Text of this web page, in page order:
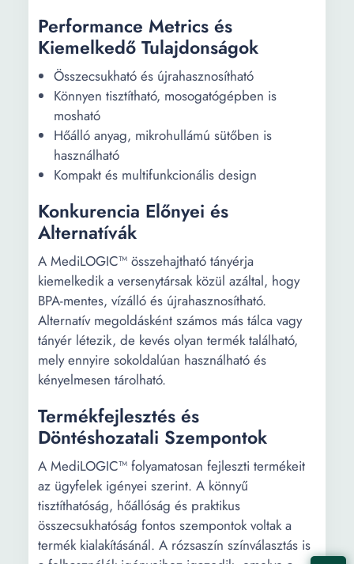
Performance Metrics és
Kiemelkedő Tulajdonságok
Összecsukható és újrahasznosítható
Könnyen tisztítható, mosogatógépben is
mosható
Hőálló anyag, mikrohullámú sütőben is
használható
Kompakt és multifunkcionális design
Konkurencia Előnyei és
Alternatívák
A MediLOGIC™ összehajtható tányérja
kiemelkedik a versenytársak közül azáltal, hogy
BPA-mentes, vízálló és újrahasznosítható.
Alternatív megoldásként számos más tálca vagy
tányér létezik, de kevés olyan termék található,
mely ennyire sokoldalúan használható és
kényelmesen tárolható.
Termékfejlesztés és
Döntéshozatali Szempontok
A MediLOGIC™ folyamatosan fejleszti termékeit
az ügyfelek igényei szerint. A könnyű
tisztíthatóság, hőállóság és praktikus
összecsukhatóság fontos szempontok voltak a
termék kialakításánál. A rózsaszín színválasztás is